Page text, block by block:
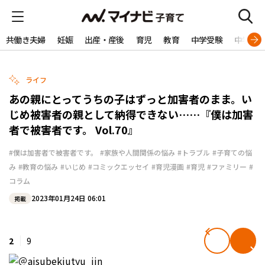
共働き夫婦 妊娠 出産・産後 育児 教育 中学受験 中学生
ライフ
あの親にとってうちの子はずっと加害者のまま。い
じめ被害者の親として納得できない……『僕は加害
者で被害者です。 Vol.70』
#僕は加害者で被害者です。 #家族や人間関係の悩み #トラブル #子育ての悩
み #教育の悩み #いじめ #コミックエッセイ #育児漫画 #育児 #ファミリー #
コラム
掲載 2023年01月24日 06:01
2 9